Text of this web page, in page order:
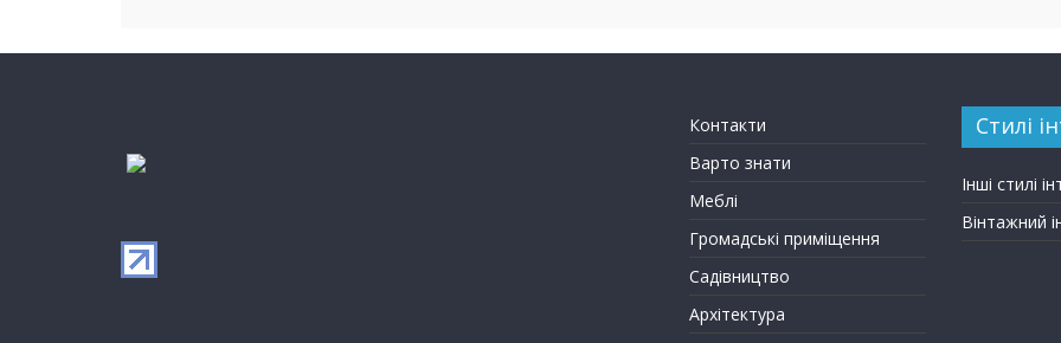
Контакти
Варто знати
Меблі
Громадські приміщення
Садівництво
Архітектура
Стилі
Інші стилі
Вінтажний